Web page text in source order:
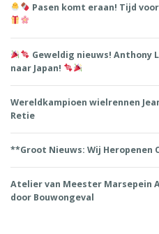
Pasen komt eraan! Tijd
Geweldig nieuws! Anthony
naar Japan!
Wereldkampioen wielrennen
Retie
**Groot Nieuws: Wij Heropenen
Atelier van Meester Marsepein
door Bouwongeval